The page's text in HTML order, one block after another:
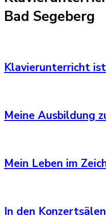
Bad Segeberg
Klavierunterricht
Meine Ausbildung
Mein Leben im
In den